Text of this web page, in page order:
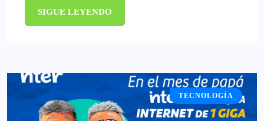
SIGUE LEYENDO
TECNOLOGÍA